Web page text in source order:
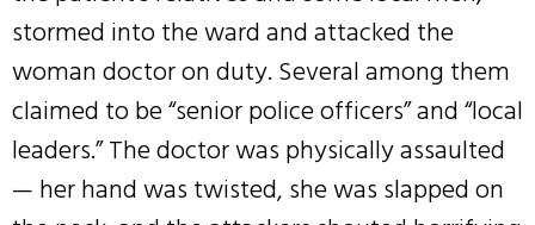
stormed into the ward and attacked the
woman doctor on duty. Several among them
claimed to be “senior police officers” and “local
leaders.” The doctor was physically assaulted
— her hand was twisted, she was slapped on